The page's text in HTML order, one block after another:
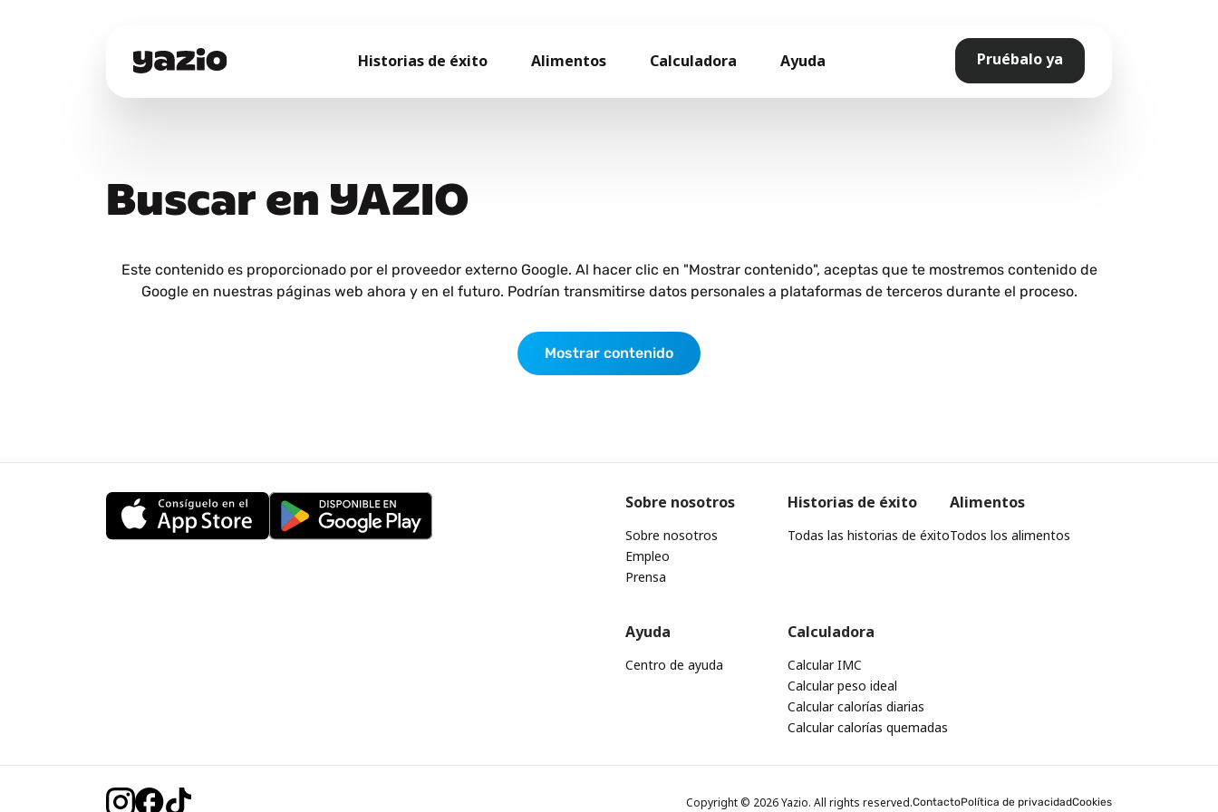
Historias de éxito Alimentos Calculadora Ayuda Pruébalo ya
Buscar en YAZIO
Este contenido es proporcionado por el proveedor externo Google. Al hacer clic en "Mostrar contenido", aceptas que te mostremos contenido de
Google en nuestras páginas web ahora y en el futuro. Podrían transmitirse datos personales a plataformas de terceros durante el proceso.
Mostrar contenido
Sobre nosotros
Sobre nosotros
Empleo
Prensa
Historias de éxito
Todas las historias de éxito
Alimentos
Todos los alimentos
Ayuda
Centro de ayuda
Calculadora
Calcular IMC
Calcular peso ideal
Calcular calorías diarias
Calcular calorías quemadas
Copyright © 2026 Yazio. All rights reserved.ContactoPolítica de privacidadCookies